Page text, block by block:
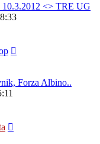
<> TRE UG
Forza Albino..